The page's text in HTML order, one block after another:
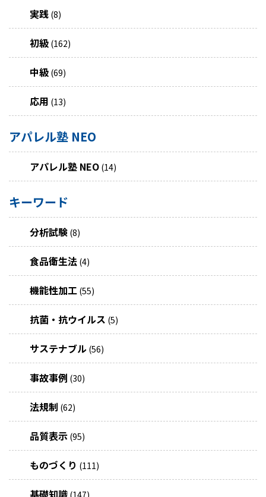
実践 (8)
初級 (162)
中級 (69)
応用 (13)
アパレル塾 NEO
アパレル塾 NEO (14)
キーワード
分析試験 (8)
食品衛生法 (4)
機能性加工 (55)
抗菌・抗ウイルス (5)
サステナブル (56)
事故事例 (30)
法規制 (62)
品質表示 (95)
ものづくり (111)
基礎知識 (147)